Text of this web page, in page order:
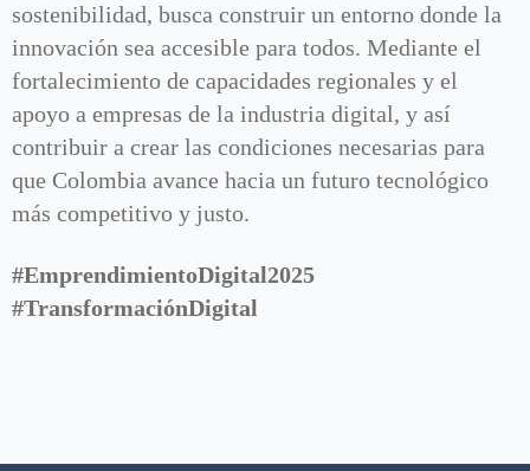
sostenibilidad, busca construir un entorno donde la
innovación sea accesible para todos. Mediante el
fortalecimiento de capacidades regionales y el
apoyo a empresas de la industria digital, y así
contribuir a crear las condiciones necesarias para
que Colombia avance hacia un futuro tecnológico
más competitivo y justo.
#EmprendimientoDigital2025
#TransformaciónDigital